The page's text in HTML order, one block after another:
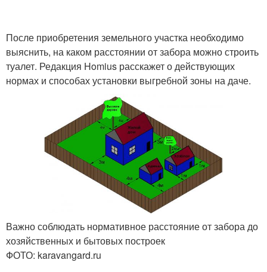
После приобретения земельного участка необходимо
выяснить, на каком расстоянии от забора можно строить
туалет. Редакция Homius расскажет о действующих
нормах и способах установки выгребной зоны на даче.
Важно соблюдать нормативное расстояние от забора до
хозяйственных и бытовых построек
ФОТО: karavangard.ru